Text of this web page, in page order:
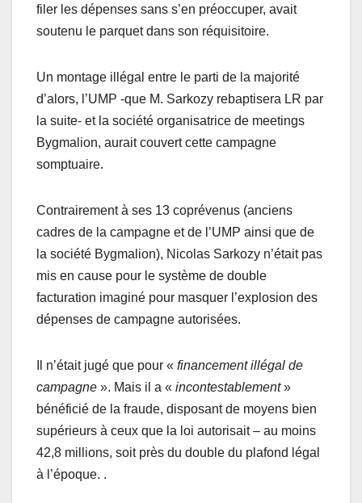
filer les dépenses sans s’en préoccuper, avait
soutenu le parquet dans son réquisitoire.
Un montage illégal entre le parti de la majorité
d’alors, l’UMP -que M. Sarkozy rebaptisera LR par
la suite- et la société organisatrice de meetings
Bygmalion, aurait couvert cette campagne
somptuaire.
Contrairement à ses 13 coprévenus (anciens
cadres de la campagne et de l’UMP ainsi que de
la société Bygmalion), Nicolas Sarkozy n’était pas
mis en cause pour le système de double
facturation imaginé pour masquer l’explosion des
dépenses de campagne autorisées.
Il n’était jugé que pour « financement illégal de
campagne ». Mais il a « incontestablement»
bénéficié de la fraude, disposant de moyens bien
supérieurs à ceux que la loi autorisait – au moins
42,8 millions, soit près du double du plafond légal
à l’époque. .